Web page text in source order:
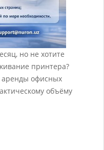
но не хотите
принтера?
аренды офисных
объёму